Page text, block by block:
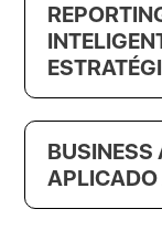
BUSINESS